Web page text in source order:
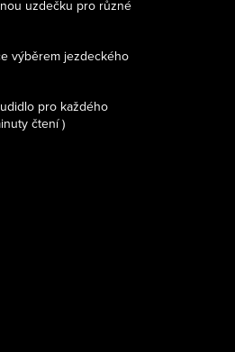
uzdečku pro různé
výběrem jezdeckého
pro každého
čtení )